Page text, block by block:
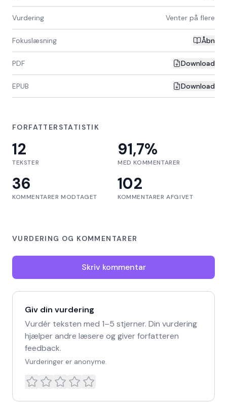
Vurdering Venter på flere
Fokuslæsning Åbn
PDF Download
EPUB Download
FORFATTERSTATISTIK
12
TEKSTER
91,7%
MED KOMMENTARER
36
KOMMENTARER MODTAGET
102
KOMMENTARER AFGIVET
VURDERING OG KOMMENTARER
Skriv kommentar
Giv din vurdering
Vurdér teksten med 1–5 stjerner. Din vurdering
hjælper andre læsere og giver forfatteren
feedback.
Vurderinger er anonyme.